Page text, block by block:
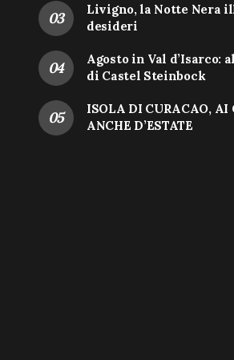
Livigno, la Notte Nera
desideri
Agosto in Val d’Isarco:
di Castel Steinbock
ISOLA DI CURACAO, AI
ANCHE D’ESTATE